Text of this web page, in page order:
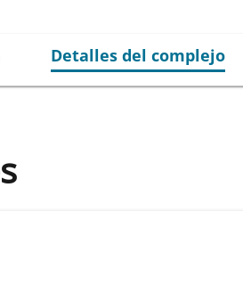
Detalles del complejo